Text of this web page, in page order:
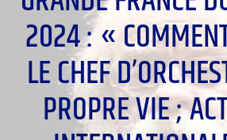
2024 : «
LE CHEF
PROPRE VIE ;